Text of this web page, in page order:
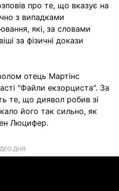
про те, що вказує на
з випадками
які, за словами
за фізичні докази
отець Мартінс
"Файли екзорциста". За
те, що диявол робив зі
його так сильно, як
Люцифер.
ДНЯ